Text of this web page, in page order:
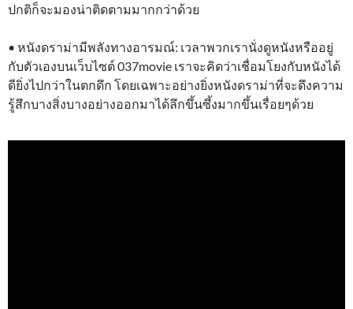
ปกติก็จะมองน่าติดตามมากกว่าด้วย
• หนังดราม่ามีพลังทางอารมณ์: เวลาพวกเรานั่งดูหนังหรืออยู่
กับตัวเองบนเว็บไซต์ 037movie เราจะคิดว่าเชื่อมโยงกับหนังได้
ดียิ่งไปกว่าในตกดึก โดยเฉพาะอย่างยิ่งหนังดราม่าที่จะดึงความ
รู้สึกบางสิ่งบางอย่างออกมาได้ลึกขึ้นซึ้งมากขึ้นเรื่อยๆด้วย